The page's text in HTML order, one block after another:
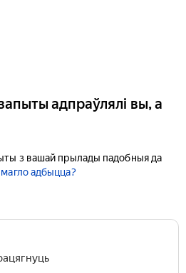
адпраўлялі вы, а
з вашай прылады падобныя да
адбыцца?